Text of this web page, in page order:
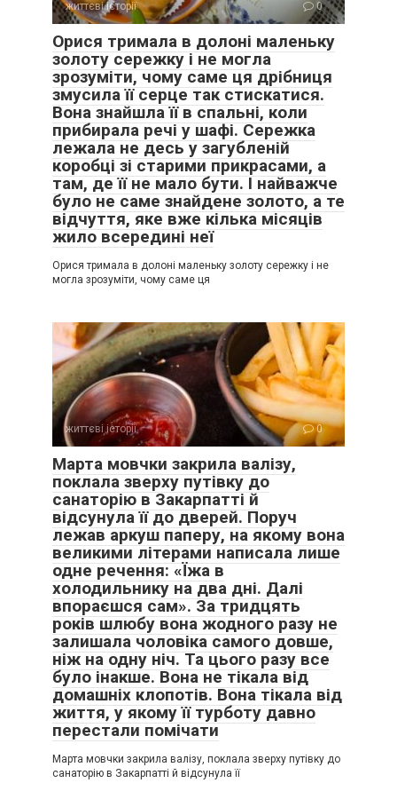
Оксана майже перестала телефонувати просто так.
Якщо дзвонила — значить, щось потрібно.
— Мамо, забери дітей.
— Мамо, залишаться до вечора.
— Мамо, переночують у тебе.
— Мамо, завтра теж побудуть.
життєві історії 0
Орися тримала в долоні маленьку
золоту сережку і не могла
зрозуміти, чому саме ця дрібниця
змусила її серце так стискатися.
Вона знайшла її в спальні, коли
прибирала речі у шафі. Сережка
лежала не десь у загубленій
коробці зі старими прикрасами, а
там, де її не мало бути. І найважче
було не саме знайдене золото, а те
відчуття, яке вже кілька місяців
жило всередині неї
Орися тримала в долоні маленьку золоту сережку і не
могла зрозуміти, чому саме ця
життєві історії 0
Марта мовчки закрила валізу,
поклала зверху путівку до
санаторію в Закарпатті й
відсунула її до дверей. Поруч
лежав аркуш паперу, на якому вона
великими літерами написала лише
одне речення: «Їжа в
холодильнику на два дні. Далі
впораєшся сам». За тридцять
років шлюбу вона жодного разу не
залишала чоловіка самого довше,
ніж на одну ніч. Та цього разу все
було інакше. Вона не тікала від
домашніх клопотів. Вона тікала від
життя, у якому її турботу давно
перестали помічати
Марта мовчки закрила валізу, поклала зверху путівку до
санаторію в Закарпатті й відсунула її